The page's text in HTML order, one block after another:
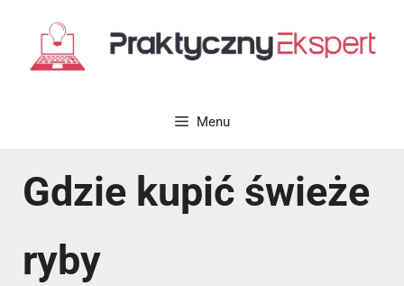
Menu
Gdzie kupić świeże
ryby